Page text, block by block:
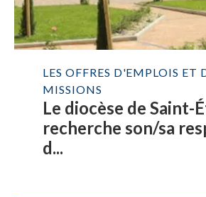
LES OFFRES D'EMPLOIS ET
MISSIONS
Le diocèse de Saint-
recherche son/sa
d...